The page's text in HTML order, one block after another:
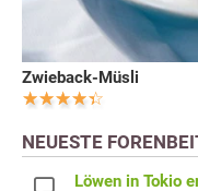
Zwieback-Müsli
NEUESTE
Löwen in Tokio